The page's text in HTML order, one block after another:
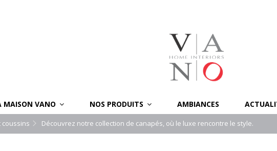
MAISON VANO NOS PRODUITS AMBIANCES
coussins Découvrez notre collection de canapés, où le luxe rencontre le style.